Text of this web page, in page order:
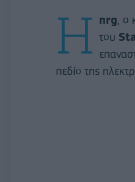
Η nrg ,
του
πεδίο της